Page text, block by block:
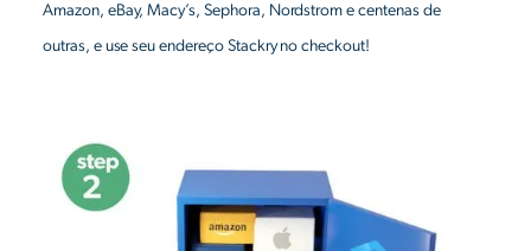
Amazon, eBay, Macy’s, Sephora, Nordstrom e centenas de
outras, e use seu endereço Stackry no checkout!